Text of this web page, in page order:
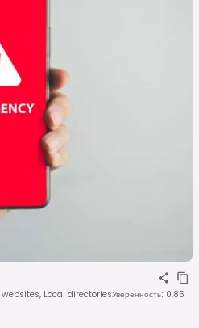
Local directoriesУверенность: 0.85